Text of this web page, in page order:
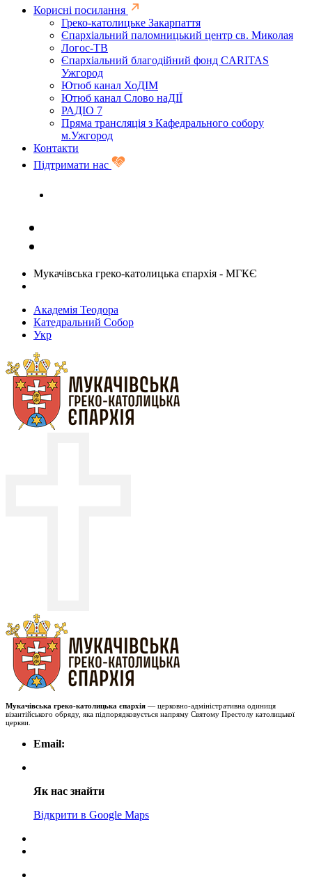
Корисні посилання
Греко-католицьке Закарпаття
Єпархіальний паломницький центр св. Миколая
Логос-ТВ
Єпархіальний благодійний фонд CARITAS
Ужгород
Ютюб канал ХоДІМ
Ютюб канал Слово наДІЇ
РАДІО 7
Пряма трансляція з Кафедрального собору
м.Ужгород
Контакти
Підтримати нас
Мукачівська греко-католицька єпархія - МГКЄ
Академія Теодора
Катедральний Собор
Укр
Мукачівська греко-католицька єпархія — церковно-адміністративна одиниця
візантійського обряду, яка підпорядковується напряму Святому Престолу католицької
церкви.
Email:
Як нас знайти
Відкрити в Google Maps